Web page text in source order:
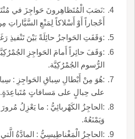
:نَصَبَ الْمُتَظاهِرونَ حَواجِزَ في
أَحْجاراً أَوْ أَسْلاكاً لِمَنْعِ
:وَقَفَتِ الحَواجزُ حائِلَةً بَيْنَ تَنْفيذِ
:وَقَفَ حائِراً أَمامَ الحَواجِزِ
الرُّسوم الجُمْرُكِيَّة.
:هُوَ مِنْ أَبْطالِ سِباقِ الحَواجِزِ :
على حِبالٍ على مَسافاتٍ مُتَباعِدَةٍ.
:الحاجِزُ الكَهْربائِيُّ : ما يَعْزِلُ مُرورَ
وَيَمْنَعُهُ.
:الحاجِزُ الْمَغْناطِيسِيُّ : المادَّةُ الَّتي